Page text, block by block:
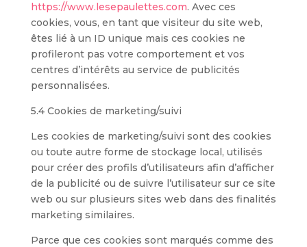
https://www.lesepaulettes.com. Avec ces
cookies, vous, en tant que visiteur du site web,
êtes lié à un ID unique mais ces cookies ne
profileront pas votre comportement et vos
centres d’intérêts au service de publicités
personnalisées.
5.4 Cookies de marketing/suivi
Les cookies de marketing/suivi sont des cookies
ou toute autre forme de stockage local, utilisés
pour créer des profils d’utilisateurs afin d’afficher
de la publicité ou de suivre l’utilisateur sur ce site
web ou sur plusieurs sites web dans des finalités
marketing similaires.
Parce que ces cookies sont marqués comme des